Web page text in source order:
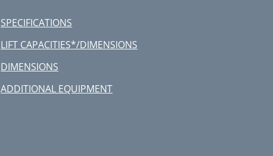
SPECIFICATIONS
LIFT CAPACITIES*/DIMENSIONS
DIMENSIONS
ADDITIONAL EQUIPMENT